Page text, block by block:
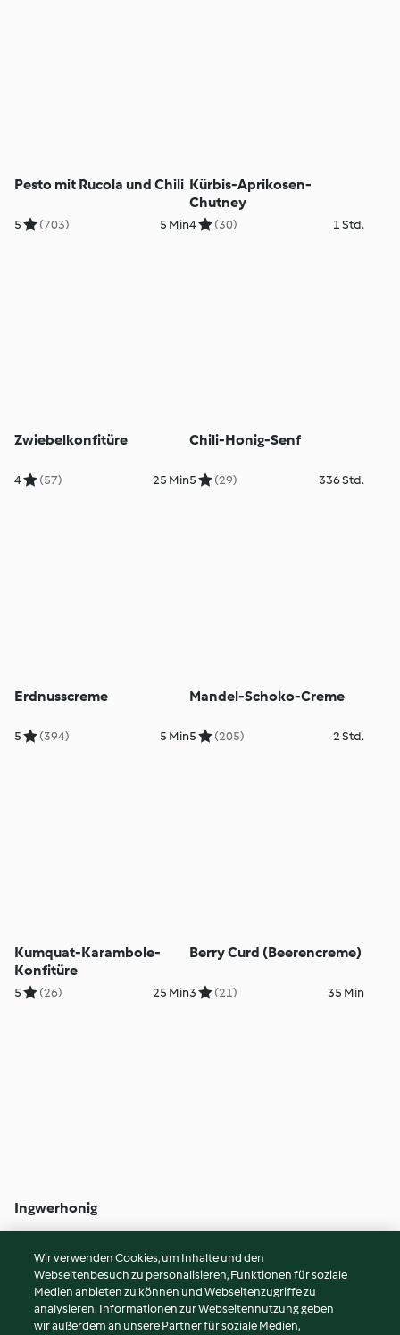
Pesto mit Rucola und Chili
5 (703) 5 Min
Kürbis-Aprikosen-
Chutney
4 (30) 1 Std.
Zwiebelkonfitüre
4 (57) 25 Min
Chili-Honig-Senf
5 (29) 336 Std.
Erdnusscreme
5 (394) 5 Min
Mandel-Schoko-Creme
5 (205) 2 Std.
Kumquat-Karambole-
Konfitüre
5 (26) 25 Min
Berry Curd (Beerencreme)
3 (21) 35 Min
Ingwerhonig
© Copyright 2026
Nutzungsbedingungen
Wir verwenden Cookies, um Inhalte und den
Webseitenbesuch zu personalisieren, Funktionen für soziale
Medien anbieten zu können und Webseitenzugriffe zu
analysieren. Informationen zur Webseitennutzung geben
wir außerdem an unsere Partner für soziale Medien,